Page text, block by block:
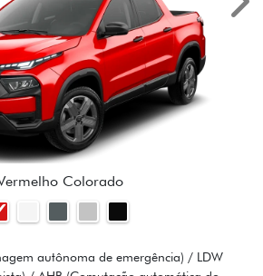
Colorado
autônoma de emergência) / LDW